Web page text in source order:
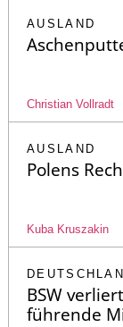
AUSLAND
Christian Vollradt
AUSLAND
Polens
Kuba Kruszakin
BSW
führende